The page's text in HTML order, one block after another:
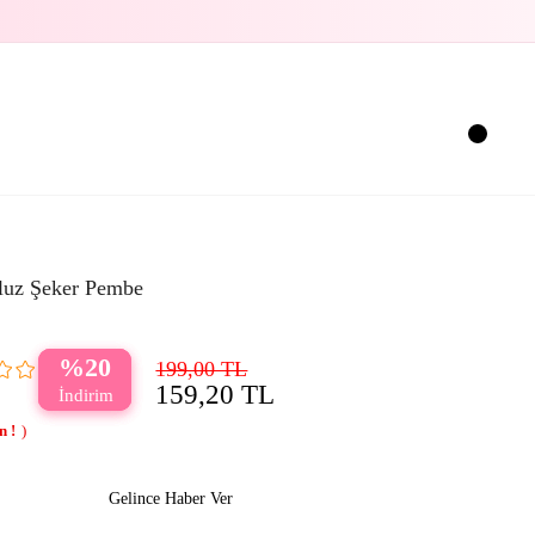
Şeker Pembe
20 199,00 TL
159,20 TL
Gelince Haber Ver